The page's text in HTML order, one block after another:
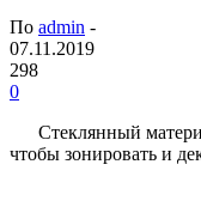
По admin -
07.11.2019
298
0
Стеклянный
чтобы зонировать и